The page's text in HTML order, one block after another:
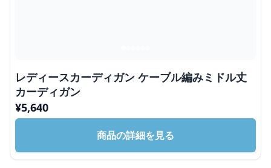
レディースカーディガン ケーブル編みミドル丈
カーディガン
¥5,640
商品の詳細を見る